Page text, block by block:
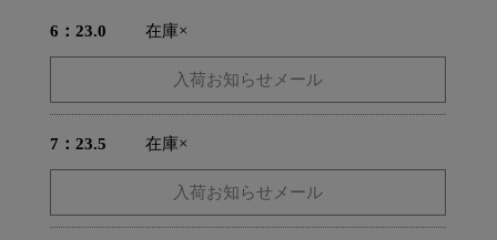
6：23.0 在庫×
7：23.5 在庫×